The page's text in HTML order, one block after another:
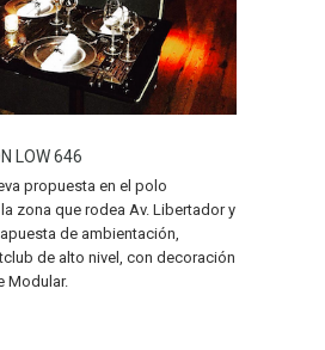
LOW 646
propuesta en el polo
zona que rodea Av. Libertador y
de ambientación,
de alto nivel, con decoración
Modular.